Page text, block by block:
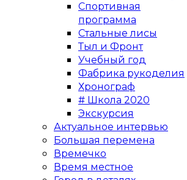
Спортивная
программа
Стальные лисы
Тыл и Фронт
Учебный год
Фабрика рукоделия
Хронограф
# Школа 2020
Экскурсия
Актуальное интервью
Большая перемена
Времечко
Время местное